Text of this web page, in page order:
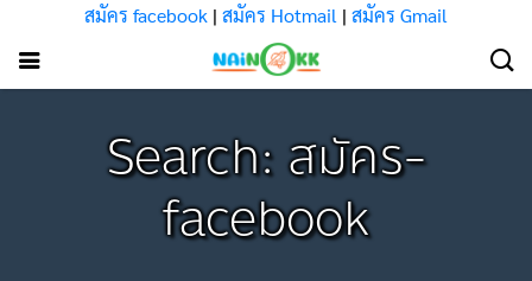
สมัคร facebook | สมัคร Hotmail | สมัคร Gmail
Search: สมัคร-
facebook